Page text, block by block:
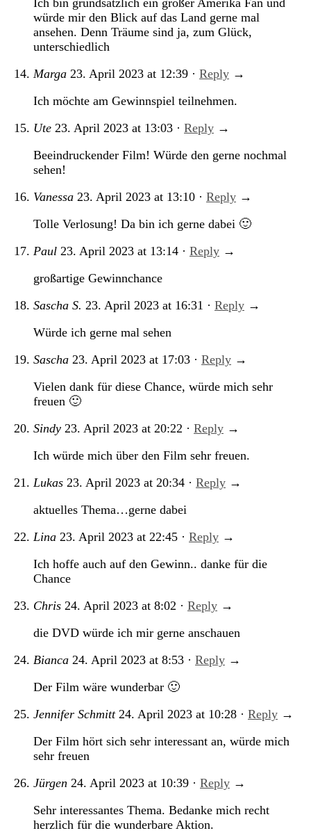
Ich bin grundsätzlich ein großer Amerika Fan und
würde mir den Blick auf das Land gerne mal
ansehen. Denn Träume sind ja, zum Glück,
unterschiedlich
Marga 23. April 2023 at 12:39 · Reply →
Ich möchte am Gewinnspiel teilnehmen.
Ute 23. April 2023 at 13:03 · Reply →
Beeindruckender Film! Würde den gerne nochmal
sehen!
Vanessa 23. April 2023 at 13:10 · Reply →
Tolle Verlosung! Da bin ich gerne dabei 🙂
Paul 23. April 2023 at 13:14 · Reply →
großartige Gewinnchance
Sascha S. 23. April 2023 at 16:31 · Reply →
Würde ich gerne mal sehen
Sascha 23. April 2023 at 17:03 · Reply →
Vielen dank für diese Chance, würde mich sehr
freuen 🙂
Sindy 23. April 2023 at 20:22 · Reply →
Ich würde mich über den Film sehr freuen.
Lukas 23. April 2023 at 20:34 · Reply →
aktuelles Thema…gerne dabei
Lina 23. April 2023 at 22:45 · Reply →
Ich hoffe auch auf den Gewinn.. danke für die
Chance
Chris 24. April 2023 at 8:02 · Reply →
die DVD würde ich mir gerne anschauen
Bianca 24. April 2023 at 8:53 · Reply →
Der Film wäre wunderbar 🙂
Jennifer Schmitt 24. April 2023 at 10:28 · Reply →
Der Film hört sich sehr interessant an, würde mich
sehr freuen
Jürgen 24. April 2023 at 10:39 · Reply →
Sehr interessantes Thema. Bedanke mich recht
herzlich für die wunderbare Aktion.